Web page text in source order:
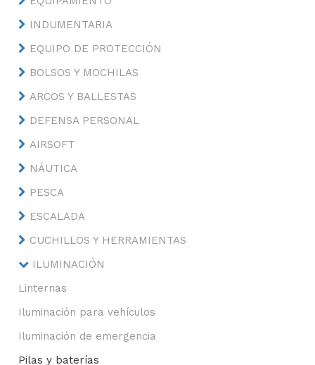
INDUMENTARIA
EQUIPO DE PROTECCIÓN
BOLSOS Y MOCHILAS
ARCOS Y BALLESTAS
DEFENSA PERSONAL
AIRSOFT
NÁUTICA
PESCA
ESCALADA
CUCHILLOS Y HERRAMIENTAS
ILUMINACIÓN
Linternas
Iluminación para vehículos
Iluminación de emergencia
Pilas y baterías